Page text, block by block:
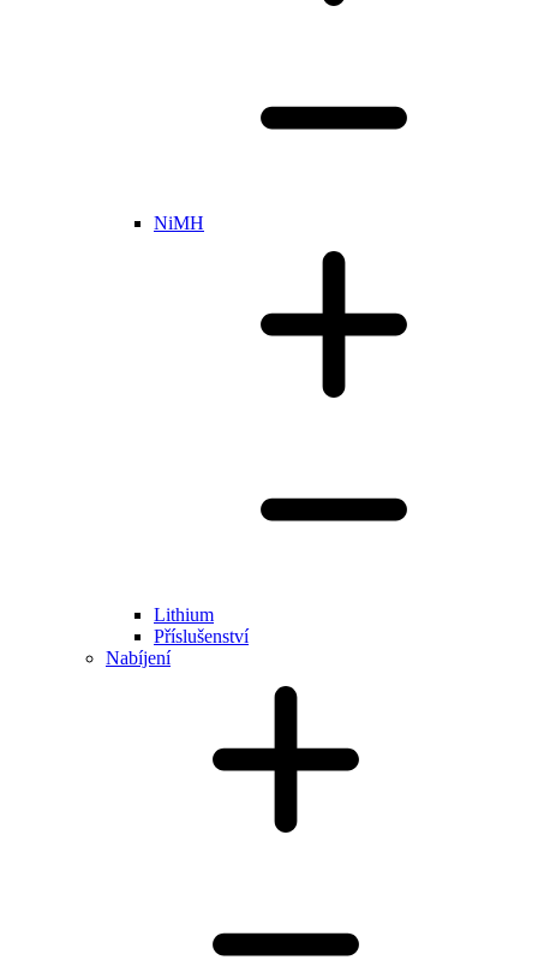
NiMH
Lithium
Příslušenství
Nabíjení